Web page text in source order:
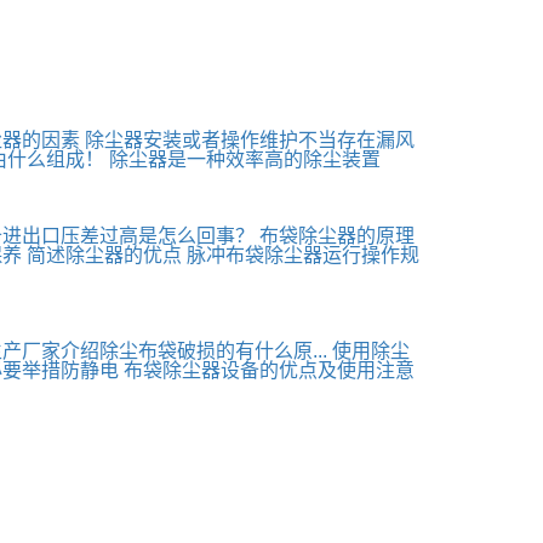
的因素 除尘器安装或者操作维护不当存在漏风
么组成！ 除尘器是一种效率高的除尘装置
出口压差过高是怎么回事？
布袋除尘器的原理
简述除尘器的优点 脉冲布袋除尘器运行操作规
厂家介绍除尘布袋破损的有什么原... 使用除尘
举措防静电 布袋除尘器设备的优点及使用注意